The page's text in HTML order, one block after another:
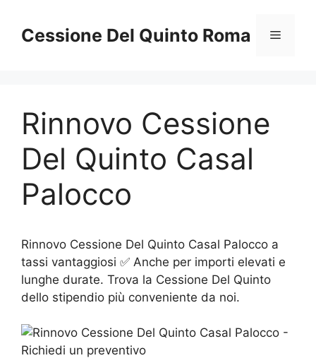
contenuto
Cessione Del Quinto Roma Menu
Rinnovo Cessione
Del Quinto Casal
Palocco
Rinnovo Cessione Del Quinto Casal Palocco a
tassi vantaggiosi ✅ Anche per importi elevati e
lunghe durate. Trova la Cessione Del Quinto
dello stipendio più conveniente da noi.